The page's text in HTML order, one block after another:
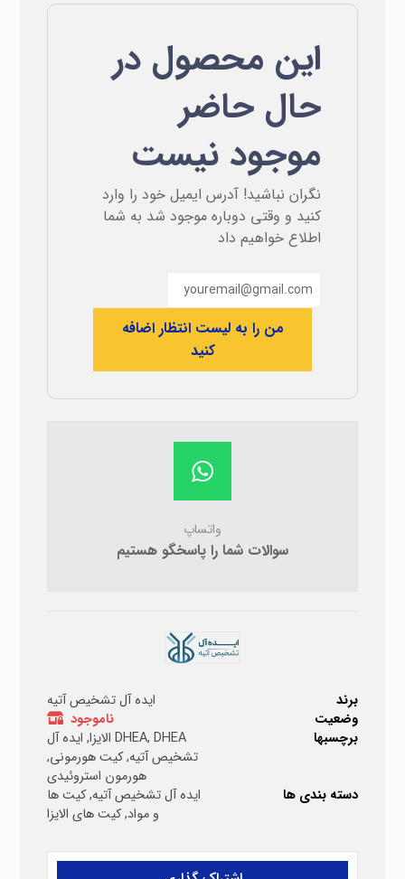
این محصول در
حال حاضر
موجود نیست
نگران نباشید! آدرس ایمیل خود را وارد
کنید و وقتی دوباره موجود شد به شما
اطلاع خواهیم داد
من را به لیست انتظار اضافه
کنید
واتساپ
سوالات شما را پاسخگو هستیم
برند
ایده آل تشخیص آتیه
وضعیت
ناموجود
برچسبها
DHEA,DHEA الایزا , ایده آل
تشخیص آتیه,کیت هورمونی,
هورمون استروئیدی
دسته بندی ها
ایده آل تشخیص آتیه,کیت ها
و مواد,کیت های الایزا